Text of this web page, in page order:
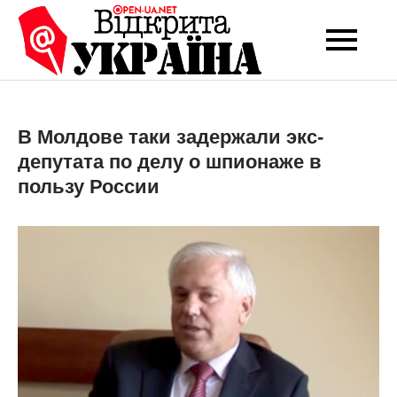
Перейти
вмісту
Open-UA
NET
Це ваше надійне
експертних думок
В Молдове таки задержали экс-
депутата по делу о шпионаже в
пользу России